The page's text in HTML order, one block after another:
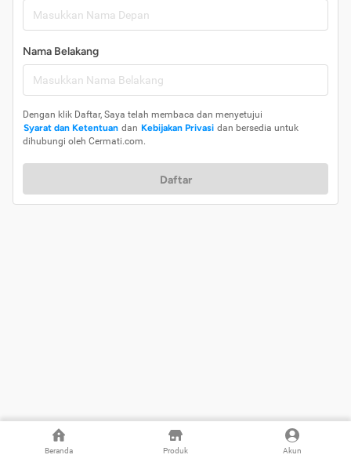
Beranda Produk Akun
Nama Belakang
Dengan klik Daftar, Saya telah membaca dan menyetujui
Syarat dan Ketentuan dan Kebijakan Privasi dan bersedia untuk
dihubungi oleh Cermati.com.
Daftar